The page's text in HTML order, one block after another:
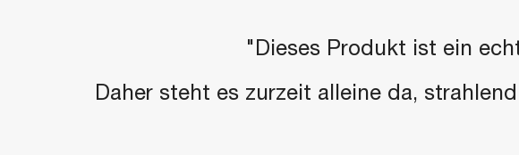
"Dieses Produkt ist ein
Daher steht es zurzeit alleine da,